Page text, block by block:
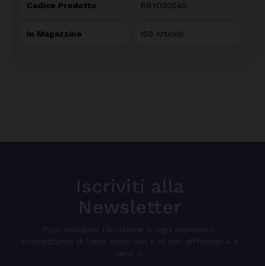
Codice Prodotto BBY030540
In Magazzino 150 Articoli
Iscriviti alla
Newsletter
Puoi annullare l'iscrizione in ogni momento.
Promettiamo di farne buon uso e di non diffonderla a
terzi :)